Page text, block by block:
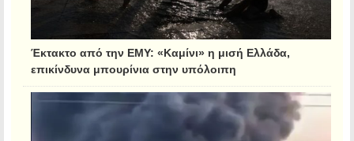
Έκτακτο από την ΕΜΥ: «Καμίνι» η μισή Ελλάδα,
επικίνδυνα μπουρίνια στην υπόλοιπη